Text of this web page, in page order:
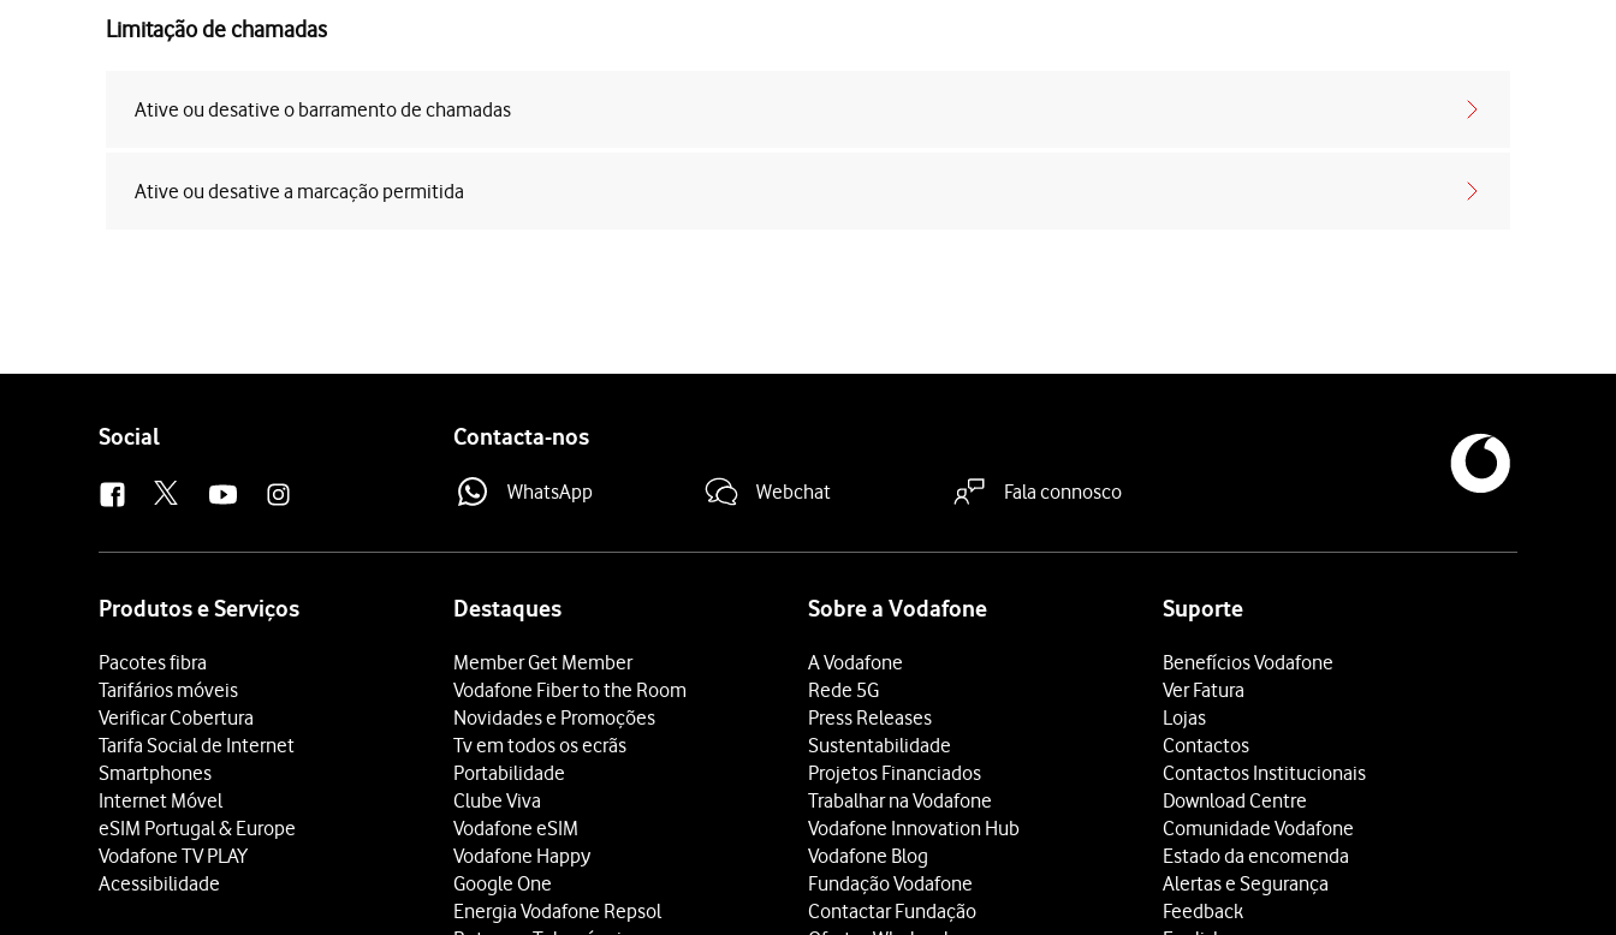
Limitação de chamadas
Ative ou desative o barramento de chamadas
Ative ou desative a marcação permitida
Follow
Social Contacta-nos
WhatsApp Webchat Fala connosco
Produtos e Serviços
Pacotes fibra
Tarifários móveis
Verificar Cobertura
Tarifa Social de Internet
Smartphones
Internet Móvel
eSIM Portugal & Europe
Vodafone TV PLAY
Acessibilidade
Destaques
Member Get Member
Vodafone Fiber to the Room
Novidades e Promoções
Tv em todos os ecrãs
Portabilidade
Clube Viva
Vodafone eSIM
Vodafone Happy
Google One
Energia Vodafone Repsol
Sobre a Vodafone
A Vodafone
Rede 5G
Press Releases
Sustentabilidade
Projetos Financiados
Trabalhar na Vodafone
Vodafone Innovation Hub
Vodafone Blog
Fundação Vodafone
Contactar Fundação
Suporte
Benefícios Vodafone
Ver Fatura
Lojas
Contactos
Contactos Institucionais
Download Centre
Comunidade Vodafone
Estado da encomenda
Alertas e Segurança
Feedback